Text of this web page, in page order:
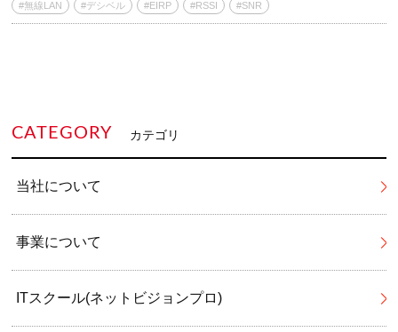
#無線LAN #デシベル #EIRP #RSSI #SNR
CATEGORY カテゴリ
当社について
事業について
ITスクール(ネットビジョンプロ)